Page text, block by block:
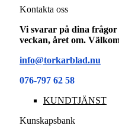
Kontakta oss
Vi svarar på dina
veckan, året om.
info@torkarblad.nu
076-797 62 58
KUNDTJÄNST
Kunskapsbank